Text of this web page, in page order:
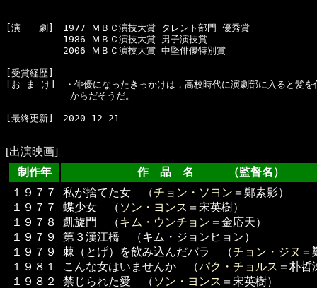
[演　　劇]　1977 ＭＢＣ演技大賞 タレント部門 優秀賞
  　　　　　1986 ＭＢＣ演技大賞 男子演技賞
  　　　　　2006 ＭＢＣ演技大賞 中堅俳優特別賞
[受賞経歴]
[お ま け]　・俳優になったきっかけは，高校時代に演劇部に入ると髪を
からだそうだ。
[最終更新]　2020-12-21
[出演映画]
制作年
作 品 名 （監督名）
１９７７
１９７７
１９７８
１９７９
１９７９
１９８１
１９８２
私が捨てた女 （チョン・ソヨン ＝鄭素影）
蝶少女 （ ソン・ヨンス ＝宋英樹）
凱旋門 （キム・ウンチョン ＝金応天）
第３漢江橋 （キム・ジョンヒョン）
棘（とげ）を飲み込んだバラ （チョン・ジヌ ＝
こんな女はいませんか （パク・チョルス ＝朴哲
禁じられた愛 （ ソン・ヨンス ＝宋英樹）